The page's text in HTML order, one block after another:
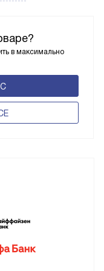
в максимально